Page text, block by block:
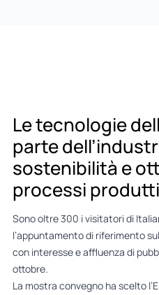
Le tecnologie
parte
sostenibilità e
processi
Sono oltre 300 i visitatori di
l’appuntamento di riferimento
con interesse e affluenza di
ottobre.
La mostra convegno ha scelto